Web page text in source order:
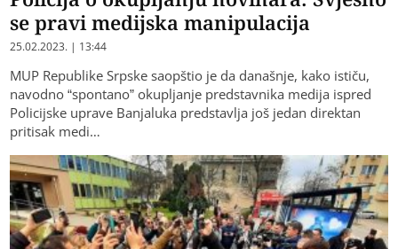
se pravi medijska manipulacija
25.02.2023. | 13:44
MUP Republike Srpske saopštio je da današnje, kako ističu,
navodno “spontano” okupljanje predstavnika medija ispred
Policijske uprave Banjaluka predstavlja još jedan direktan
pritisak medi…